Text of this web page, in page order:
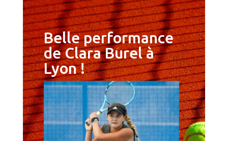
Belle performance
de Clara Burel à
Lyon !